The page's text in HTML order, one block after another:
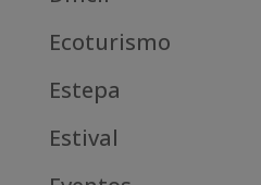
Ecoturismo
Estepa
Estival